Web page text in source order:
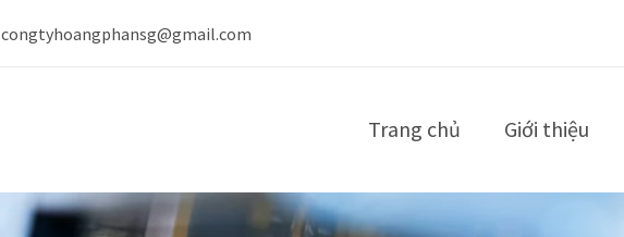
congtyhoangphansg@gmail.com
Trang chủ Giới thiệu